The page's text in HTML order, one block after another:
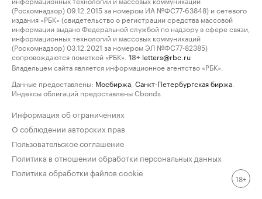
(Роскомнадзор) 09.12.2015 за номером ИА №ФС77-63848) и сетевого
издания «РБК» (свидетельство о регистрации средства массовой
информации выдано Федеральной службой по надзору в сфере связи,
информационных технологий и массовых коммуникаций
(Роскомнадзор) 03.12.2021 за номером ЭЛ №ФС77-82385)
сопровождаются пометкой «РБК».
18+ letters@rbc.ru
Владельцем сайта является информационное агентство «РБК».
Данные предоставлены: Мосбиржа Санкт-Петербургская биржа
Индексы облигаций предоставлены Cbonds.
Информация об ограничениях
О соблюдении авторских прав
Пользовательское соглашение
Политика в отношении обработки персональных данных
Политика обработки файлов cookie
18+